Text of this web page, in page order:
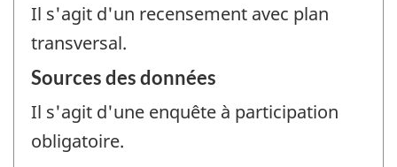
Il s'agit d'un recensement avec plan
transversal.
Sources des données
Il s'agit d'une enquête à participation
obligatoire.